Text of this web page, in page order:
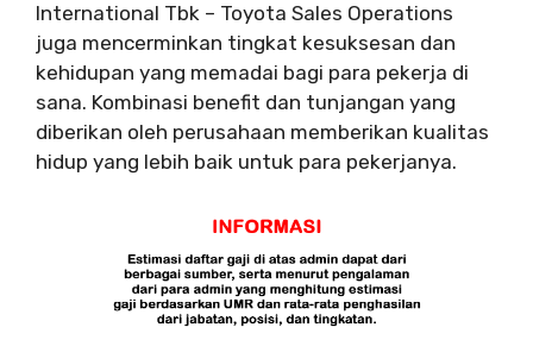
International Tbk – Toyota Sales Operations
juga mencerminkan tingkat kesuksesan dan
kehidupan yang memadai bagi para pekerja di
sana. Kombinasi benefit dan tunjangan yang
diberikan oleh perusahaan memberikan kualitas
hidup yang lebih baik untuk para pekerjanya.